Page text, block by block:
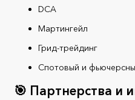
DCA
Мартингейл
Грид-трейдинг
Спотовый и
🎯 Партнерства и